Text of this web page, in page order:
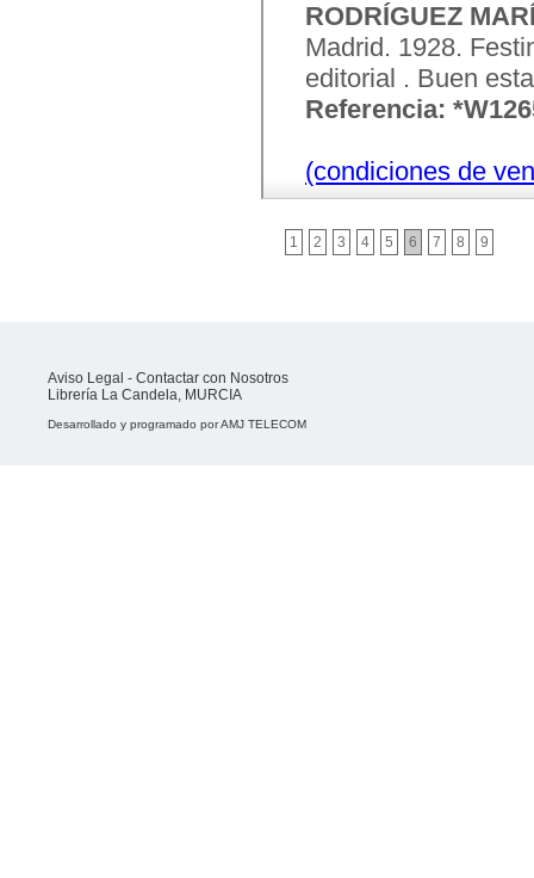
RODRÍGUEZ
Madrid. 1928.
editorial . Buen
Referencia:
(condiciones de
1 2 3 4 5 6 7 8 9
Aviso Legal - Contactar con Nosotros
Librería La Candela, MURCIA
Desarrollado y programado porAMJ TELECOM